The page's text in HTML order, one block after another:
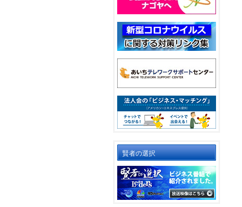
賢者の選択